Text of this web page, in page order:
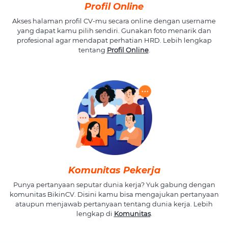
Profil Online
Akses halaman profil CV-mu secara online dengan username
yang dapat kamu pilih sendiri. Gunakan foto menarik dan
profesional agar mendapat perhatian HRD. Lebih lengkap
tentang Profil Online.
Komunitas Pekerja
Punya pertanyaan seputar dunia kerja? Yuk gabung dengan
komunitas BikinCV. Disini kamu bisa mengajukan pertanyaan
ataupun menjawab pertanyaan tentang dunia kerja. Lebih
lengkap di Komunitas.